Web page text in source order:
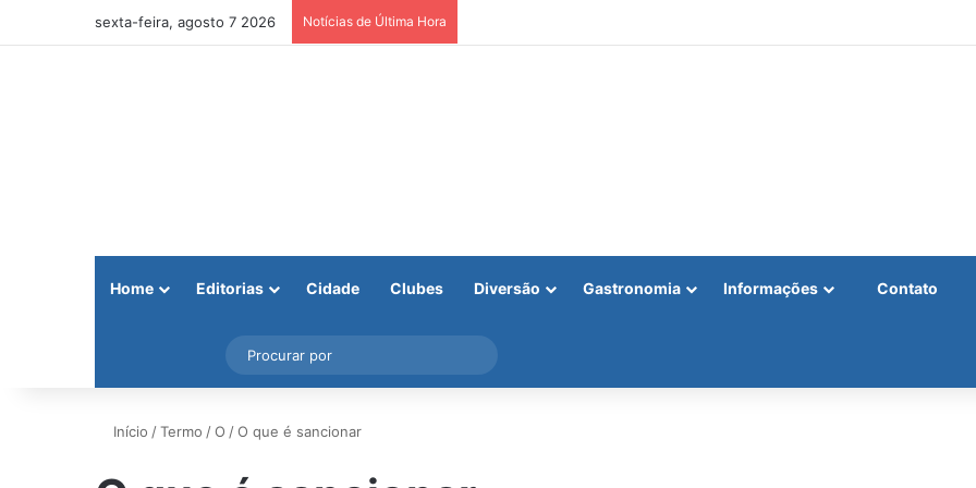
sexta-feira, agosto 7 2026 Notícias de Última Hora
Home Editorias Cidade Clubes Diversão Gastronomia Informações Contato
Instagram
Barra Lateral
por
Início /Termo /O /O que é sancionar